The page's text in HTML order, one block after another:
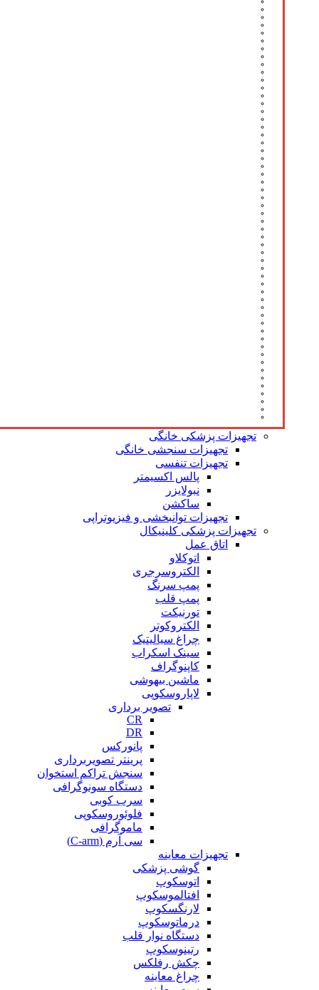
تجهیزات پزشکی خانگی
تجهیزات سنجشی خانگی
تجهیزات تنفسی
پالس اکسیمتر
نبولایزر
ساکشن
تجهیزات توانبخشی و فیزیوتراپی
تجهیزات پزشکی کلینیکال
اتاق عمل
اتوکلاو
الکتروسرجری
پمپ سرنگ
پمپ قلب
تورنیکت
الکتروکوتر
چراغ سیالیتیک
سینک اسکراب
کاپنوگراف
ماشین بیهوشی
لاپاروسکوپی
تصویر برداری
CR
DR
پانورکس
پرینتر تصویربرداری
سنجش تراکم استخوان
دستگاه سونوگرافی
سرب کوبی
فلوئوروسکوپی
ماموگرافی
سی آرم (C-arm)
تجهیزات معاینه
گوشی پزشکی
اتوسکوپ
افتالموسکوپ
لارنگسکوپ
درماتوسکوپ
دستگاه نوار قلب
رتینوسکوپ
چکش رفلکس
چراغ معاینه